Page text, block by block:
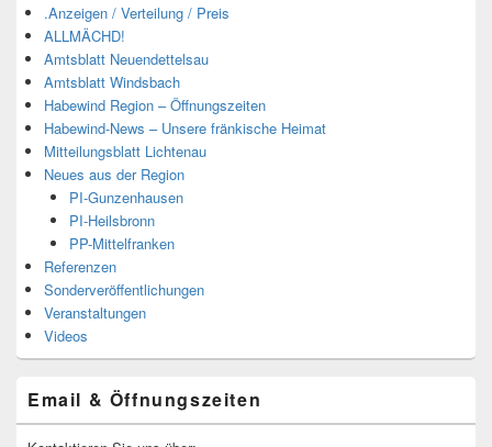
.Anzeigen / Verteilung / Preis
ALLMÄCHD!
Amtsblatt Neuendettelsau
Amtsblatt Windsbach
Habewind Region – Öffnungszeiten
Habewind-News – Unsere fränkische Heimat
Mitteilungsblatt Lichtenau
Neues aus der Region
PI-Gunzenhausen
PI-Heilsbronn
PP-Mittelfranken
Referenzen
Sonderveröffentlichungen
Veranstaltungen
Videos
Email & Öffnungszeiten